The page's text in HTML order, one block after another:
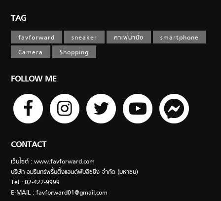
TAG
favforward sneaker คาเฟ่น่านั่ง
smartphone
Camera
Shopping
FOLLOW ME
CONTACT
เว็บไซต์ : www.favforward.com
บริษัท อมรินทร์พริ้นติ้งแอนด์พับลิชชิ่ง จำกัด (มหาชน)
Tel : 02-422-9999
E-MAIL :favforward01@gmail.com